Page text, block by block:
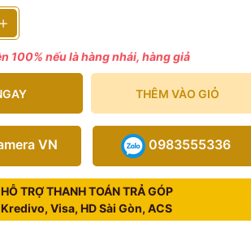
100% nếu là hàng nhái, hàng giả
THÊM VÀO GIỎ
VN 0983555336
HỖ TRỢ THANH TOÁN TRẢ GÓP
Kredivo, Visa, HD Sài Gòn, ACS